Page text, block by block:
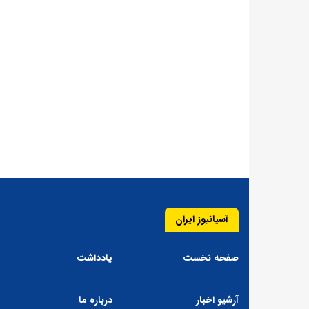
آسیانیوز ایران
صفحه نخست یادداشت
آرشیو اخبار درباره ما